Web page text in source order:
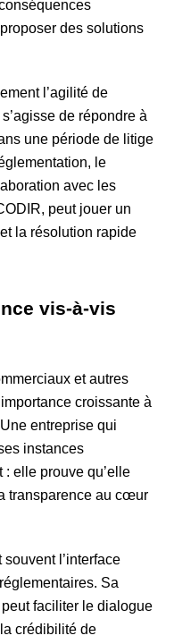
des solutions
l’agilité de
de répondre à
une période de litige
le
avec les
peut jouer un
la résolution rapide
vis-à-vis
et autres
croissante à
entreprise qui
instances
elle prouve qu’elle
transparence au cœur
l’interface
Sa
faciliter le dialogue
crédibilité de